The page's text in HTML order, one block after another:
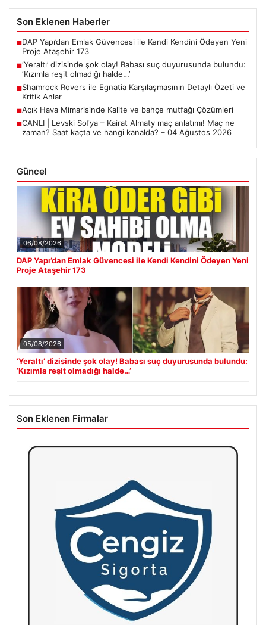
Son Eklenen Haberler
■DAP Yapı’dan Emlak Güvencesi ile Kendi Kendini Ödeyen Yeni
Proje Ataşehir 173
■‘Yeraltı’ dizisinde şok olay! Babası suç duyurusunda bulundu:
‘Kızımla reşit olmadığı halde…’
■Shamrock Rovers ile Egnatia Karşılaşmasının Detaylı Özeti ve
Kritik Anlar
■Açık Hava Mimarisinde Kalite ve bahçe mutfağı Çözümleri
■CANLI | Levski Sofya – Kairat Almaty maç anlatımı! Maç ne
zaman? Saat kaçta ve hangi kanalda? – 04 Ağustos 2026
Güncel
06/08/2026
DAP Yapı’dan Emlak Güvencesi ile Kendi Kendini Ödeyen Yeni
Proje Ataşehir 173
05/08/2026
‘Yeraltı’ dizisinde şok olay! Babası suç duyurusunda bulundu:
‘Kızımla reşit olmadığı halde…’
Son Eklenen Firmalar